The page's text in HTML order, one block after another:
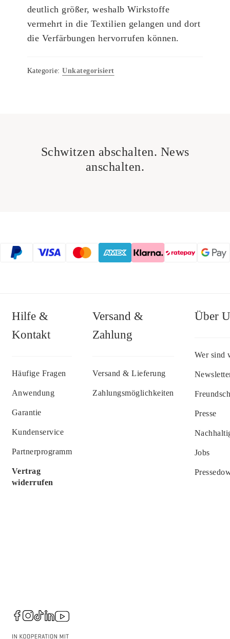
deutlich größer, weshalb Wirkstoffe
vermehrt in die Textilien gelangen und dort
die Verfärbungen hervorrufen können.
Kategorie:Unkategorisiert
Schwitzen abschalten. News
anschalten.
Hilfe &
Kontakt
Häufige Fragen
Anwendung
Garantie
Kundenservice
Partnerprogramm
Vertrag
widerrufen
Versand &
Zahlung
Versand & Lieferung
Zahlungsmöglichkeiten
Über
Wer sind
Presse
Jobs